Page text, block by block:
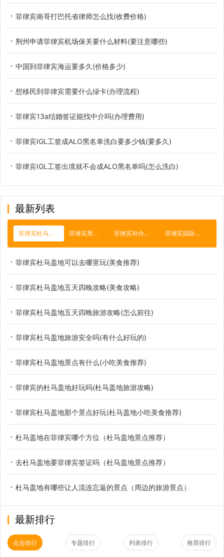
菲律宾南哥打巴托省律师怎么找(收费价格)
荆州申请菲律宾机场保关要什么材料(要注意哪些)
中国到菲律宾海运要多久(价格多少)
想移民到菲律宾需要什么绿卡(办理流程)
菲律宾13a结婚签证能找中介吗(办理费用)
菲律宾IGL工签成ALO黑名单洗白要多少钱(要多久)
菲律宾IGL工签出境就不会成ALO黑名单吗(怎么洗白)
最新列表
菲律宾杜马盖地 菲律宾黑名单 菲律宾补办护照 菲律宾国际机场
菲律宾杜马盖地可以去哪里玩(美食推荐)
菲律宾杜马盖地五天四晚攻略(美食攻略)
菲律宾杜马盖地五天四晚旅游攻略(怎么前往)
菲律宾杜马盖地旅游安全吗(有什么好玩的)
菲律宾杜马盖地景点有什么(小吃美食推荐)
菲律宾的杜马盖地好玩吗(杜马盖地旅游攻略)
菲律宾杜马盖地那个景点好玩(杜马盖地小吃美食推荐)
杜马盖地在菲律宾哪个方位（杜马盖地景点推荐）
去杜马盖地要菲律宾签证吗（杜马盖地景点推荐）
杜马盖地有哪些让人流连忘返的景点（周边的旅游景点）
最新排行
点击排行 专题排行 列表排行 推荐排行